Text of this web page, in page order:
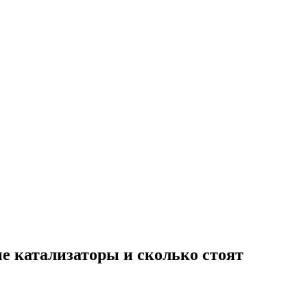
катализаторы и сколько стоят